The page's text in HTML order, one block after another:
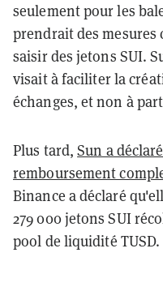
seulement pour les
prendrait des
saisir des jetons SUI.
visait à faciliter la
échanges, et non à
Plus tard,Sun a
remboursement
Binance a déclaré
279 000 jetons SUI
pool de liquidité TUSD.